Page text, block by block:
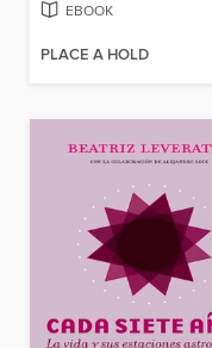
EBOOK
PLACE A HOLD